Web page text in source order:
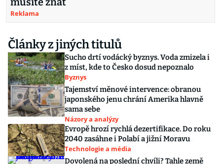
Reklama
Články z jiných titulů
Sucho drtí vodácký byznys. Voda zmizela i
z míst, kde to Česko dosud nepoznalo
Byznys
Tajemství měnové intervence: obranou
japonského jenu chrání Amerika hlavně
sama sebe
Názory a analýzy
Evropě hrozí rychlá dezertifikace. Do roku
2040 zasáhne i Polabí a jižní Moravu
Technologie a média
Dovolená na poslední chvíli? Tahle země